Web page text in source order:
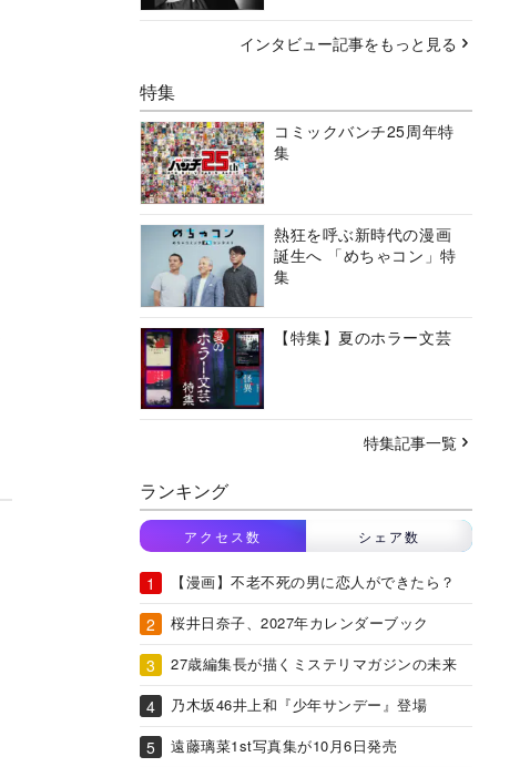
インタビュー記事をもっと見る
特集
コミックバンチ25周年特
集
熱狂を呼ぶ新時代の漫画
誕生へ 「めちゃコン」特
集
【特集】夏のホラー文芸
特集記事一覧
ランキング
アクセス数 シェア数
【漫画】不老不死の男に恋人ができたら？
桜井日奈子、2027年カレンダーブック
27歳編集長が描くミステリマガジンの未来
乃木坂46井上和『少年サンデー』登場
遠藤璃菜1st写真集が10月6日発売